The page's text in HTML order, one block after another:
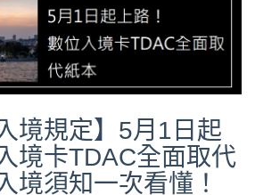
境規定】5月1日起
境卡TDAC全面取代
境須知一次看懂！